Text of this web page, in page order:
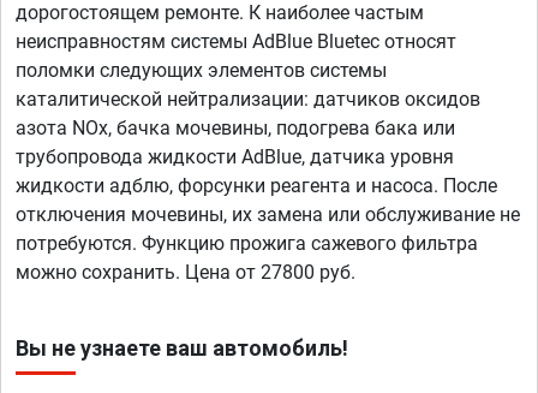
дорогостоящем ремонте. К наиболее частым
неисправностям системы AdBlue Bluetec относят
поломки следующих элементов системы
каталитической нейтрализации: датчиков оксидов
азота NOx, бачка мочевины, подогрева бака или
трубопровода жидкости AdBlue, датчика уровня
жидкости адблю, форсунки реагента и насоса. После
отключения мочевины, их замена или обслуживание не
потребуются. Функцию прожига сажевого фильтра
можно сохранить. Цена от 27800 руб.
Вы не узнаете ваш автомобиль!